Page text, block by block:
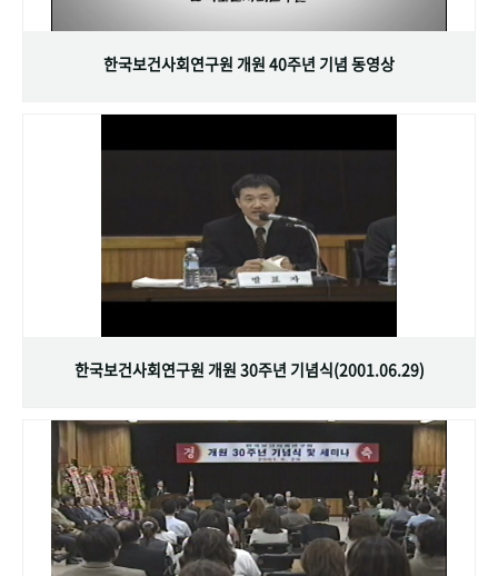
한국보건사회연구원 개원 40주년 기념 동영상
한국보건사회연구원 개원 30주년 기념식(2001.06.29)